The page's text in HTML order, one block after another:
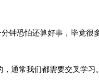
恐怕还算好事，毕竟很
通常我们都需要交叉学习